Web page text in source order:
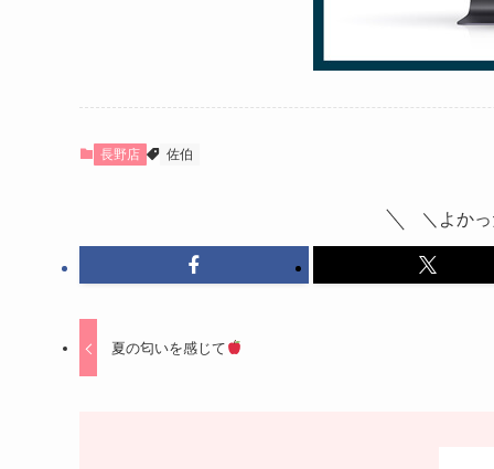
長野店 佐伯
＼よか
夏の匂いを感じて